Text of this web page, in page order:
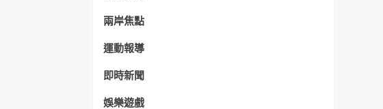
兩岸焦點
運動報導
即時新聞
娛樂遊戲